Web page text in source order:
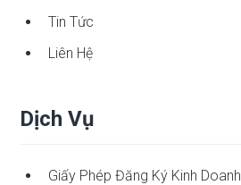
Tin Tức
Liên Hệ
Dịch Vụ
Giấy Phép Đăng Ký Kinh Doanh